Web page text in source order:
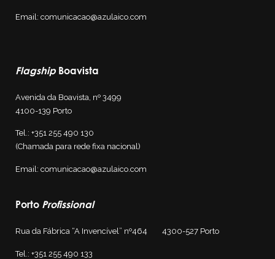
Email: comunicacao@azulaico.com
Flagship Boavista
Avenida da Boavista, nº 3499
4100-139 Porto
Tel.: +351 255 490 130
(Chamada para rede fixa nacional)
Email: comunicacao@azulaico.com
Porto Profissional
Rua da Fábrica “A Invencível” nº464 4300-527 Porto
Tel.: +351 255 490 133